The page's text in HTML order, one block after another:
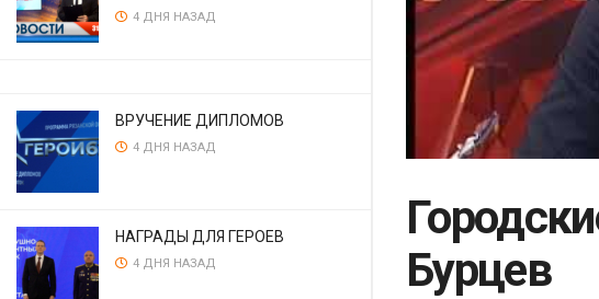
4 ДНЯ НАЗАД
ВРУЧЕНИЕ ДИПЛОМОВ
4 ДНЯ НАЗАД
НАГРАДЫ ДЛЯ ГЕРОЕВ
4 ДНЯ НАЗАД
Бурцев